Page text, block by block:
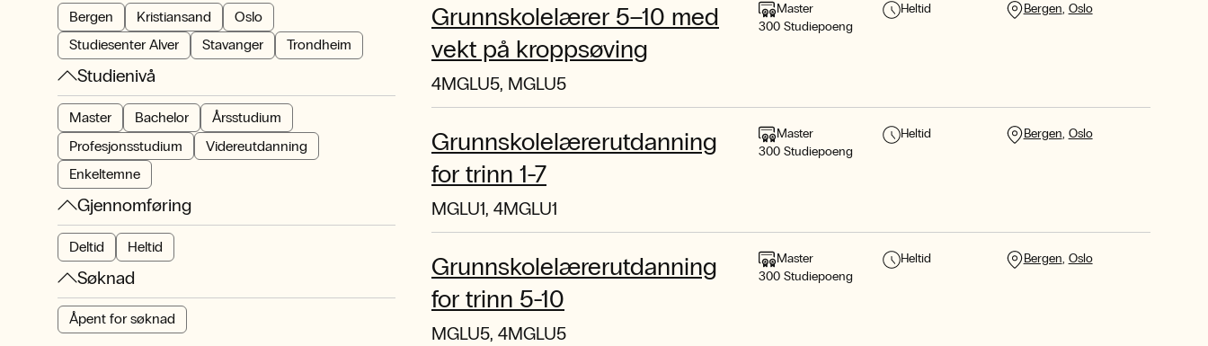
Bergen Kristiansand
Oslo
Studiesenter Alver
Stavanger Trondheim
Studienivå
Master Bachelor
Årsstudium
Profesjonsstudium
Videreutdanning
Enkeltemne
Gjennomføring
Deltid Heltid
Søknad
Åpent for søknad
Grunnskolelærer 5–10 med
vekt på kroppsøving
4MGLU5, MGLU5
Master
300 Studiepoeng
Heltid Bergen Oslo
Grunnskolelærerutdanning
for trinn 1-7
MGLU1, 4MGLU1
Master
300 Studiepoeng
Heltid Bergen Oslo
Grunnskolelærerutdanning
for trinn 5-10
MGLU5, 4MGLU5
Master
300 Studiepoeng
Heltid Bergen Oslo